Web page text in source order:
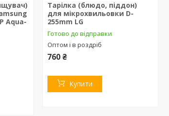
Aqua-
Тарілка (блюдо, піддон)
для мікрохвильовки D-
255mm LG
Готово до відправки
Оптом і в роздріб
760 ₴
Купити